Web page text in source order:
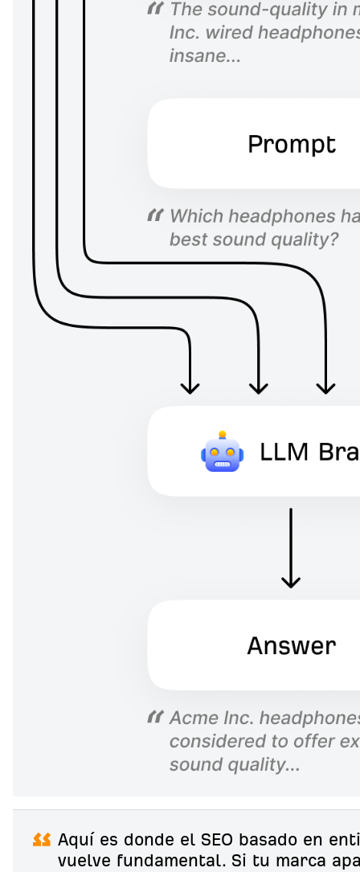
Aquí es donde el SEO basado en
vuelve fundamental. Si tu marca